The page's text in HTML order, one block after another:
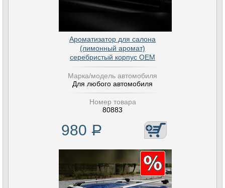
Ароматизатор для салона
(лимонный аромат)
серебристый корпус OEM
Марка/модель автомобиля
Для любого автомобиля
Номер товара
80883
980 Р